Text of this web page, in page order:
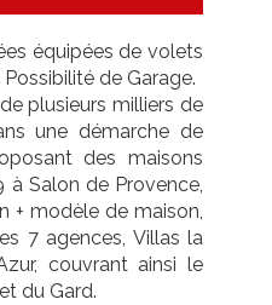
équipées de volets
de Garage.
plusieurs milliers de
une démarche de
des maisons
Salon de Provence,
+ modèle de maison,
7 agences, Villas la
couvrant ainsi le
du Gard.